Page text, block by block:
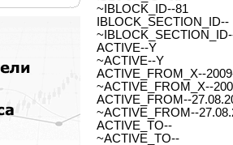
~IBLOCK_ID--81
IBLOCK_SECTION_ID--
ACTIVE--Y
~ACTIVE--Y
ACTIVE_FROM_X--
~ACTIVE_FROM_X--
ACTIVE_FROM--
~ACTIVE_FROM--
ACTIVE_TO--
~ACTIVE_TO--